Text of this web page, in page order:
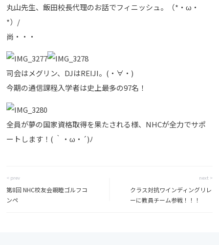
丸山先生、飯田校長代理のお話でフィニッシュ。（*・ω・
*）/
尚・・・
司会はメグリン、DJはREIJI。(・∀・)
今期の通信課程入学者は史上最多の97名！
全員が夢の国家資格取得を果たされる様、NHCが全力でサポ
ートします！( ｀・ω・´)ﾉ
< prev
第8回 NHC校友会親睦ゴルフコ
ンペ
next >
クラス対抗ワインディングリレ
ーに教員チーム参戦！！！